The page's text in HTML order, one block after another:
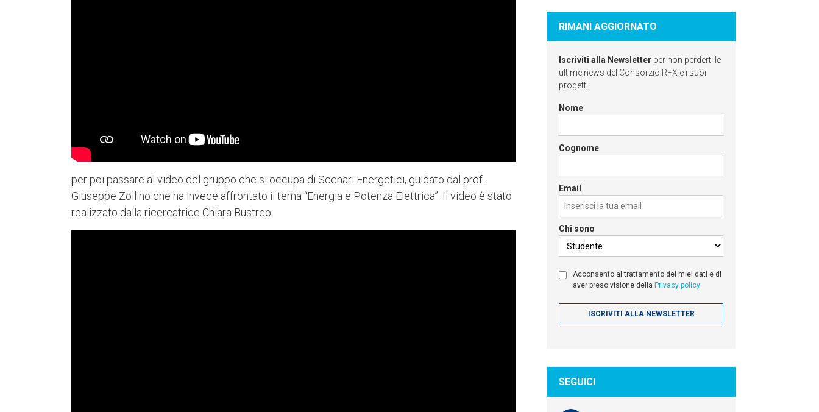
per poi passare al video del gruppo che si occupa di Scenari Energetici, guidato dal prof.
Giuseppe Zollino che ha invece affrontato il tema “Energia e Potenza Elettrica”. Il video è stato
realizzato dalla ricercatrice Chiara Bustreo.
RIMANI AGGIORNATO
Iscriviti alla Newsletter per non perderti le
ultime news del Consorzio RFX e i suoi
progetti.
Nome
Cognome
Email
Chi sono
Acconsento al trattamento dei miei dati e di
aver preso visione della Privacy policy
SEGUICI